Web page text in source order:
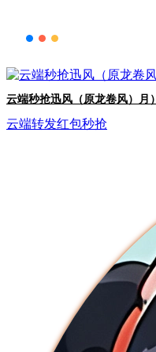
云端秒抢迅风（原龙卷风）月）
云端转发红包秒抢